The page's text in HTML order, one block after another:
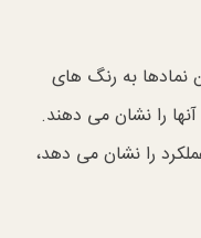
به رنگ های
را نشان می دهند.
را نشان می دهد،